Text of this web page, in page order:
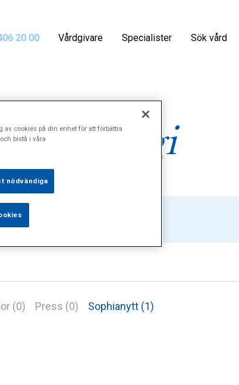
20 00 Vårdgivare Specialister Sök vård
Psykologi
(0) Press (0) Sophianytt (1)
cookies på din enhet för att förbättra
bistå i våra
nödvändiga